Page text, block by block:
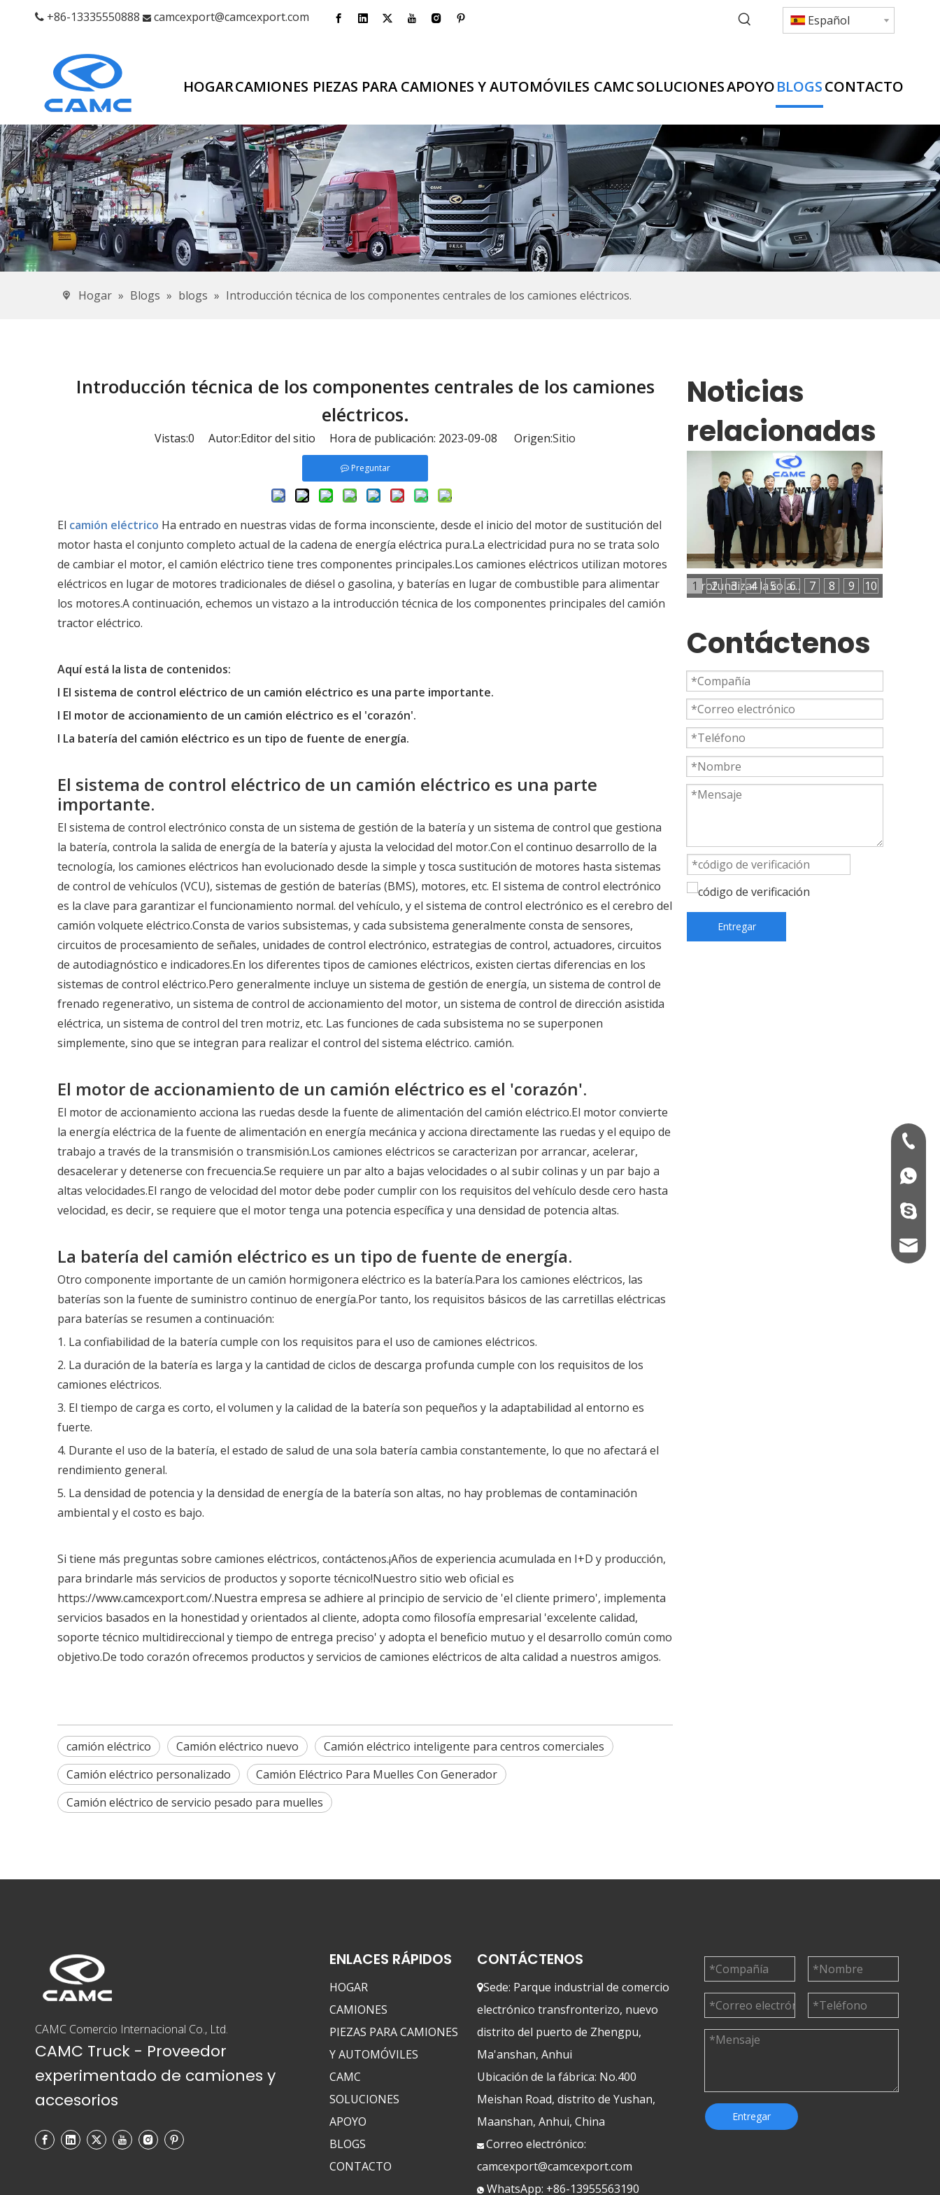
 +86-13335550888  camcexport@camcexport.com Español
HOGARCAMIONES PIEZAS PARA CAMIONES Y AUTOMÓVILES CAMCSOLUCIONESAPOYOBLOGSCONTACTO
Hogar » Blogs » blogs » Introducción técnica de los componentes centrales de los camiones eléctricos.
Introducción técnica de los componentes centrales de los camiones
eléctricos.
Vistas:0 Autor:Editor del sitio Hora de publicación: 2023-09-08 Origen:Sitio
Preguntar
El camión eléctrico Ha entrado en nuestras vidas de forma inconsciente, desde el inicio del motor de sustitución del
motor hasta el conjunto completo actual de la cadena de energía eléctrica pura.La electricidad pura no se trata solo
de cambiar el motor, el camión eléctrico tiene tres componentes principales.Los camiones eléctricos utilizan motores
eléctricos en lugar de motores tradicionales de diésel o gasolina, y baterías en lugar de combustible para alimentar
los motores.A continuación, echemos un vistazo a la introducción técnica de los componentes principales del camión
tractor eléctrico.
Aquí está la lista de contenidos:
l El sistema de control eléctrico de un camión eléctrico es una parte importante.
l El motor de accionamiento de un camión eléctrico es el 'corazón'.
l La batería del camión eléctrico es un tipo de fuente de energía.
El sistema de control eléctrico de un camión eléctrico es una parte
importante.
El sistema de control electrónico consta de un sistema de gestión de la batería y un sistema de control que gestiona
la batería, controla la salida de energía de la batería y ajusta la velocidad del motor.Con el continuo desarrollo de la
tecnología, los camiones eléctricos han evolucionado desde la simple y tosca sustitución de motores hasta sistemas
de control de vehículos (VCU), sistemas de gestión de baterías (BMS), motores, etc. El sistema de control electrónico
es la clave para garantizar el funcionamiento normal. del vehículo, y el sistema de control electrónico es el cerebro del
camión volquete eléctrico.Consta de varios subsistemas, y cada subsistema generalmente consta de sensores,
circuitos de procesamiento de señales, unidades de control electrónico, estrategias de control, actuadores, circuitos
de autodiagnóstico e indicadores.En los diferentes tipos de camiones eléctricos, existen ciertas diferencias en los
sistemas de control eléctrico.Pero generalmente incluye un sistema de gestión de energía, un sistema de control de
frenado regenerativo, un sistema de control de accionamiento del motor, un sistema de control de dirección asistida
eléctrica, un sistema de control del tren motriz, etc. Las funciones de cada subsistema no se superponen
simplemente, sino que se integran para realizar el control del sistema eléctrico. camión.
El motor de accionamiento de un camión eléctrico es el 'corazón'.
El motor de accionamiento acciona las ruedas desde la fuente de alimentación del camión eléctrico.El motor convierte
la energía eléctrica de la fuente de alimentación en energía mecánica y acciona directamente las ruedas y el equipo de
trabajo a través de la transmisión o transmisión.Los camiones eléctricos se caracterizan por arrancar, acelerar,
desacelerar y detenerse con frecuencia.Se requiere un par alto a bajas velocidades o al subir colinas y un par bajo a
altas velocidades.El rango de velocidad del motor debe poder cumplir con los requisitos del vehículo desde cero hasta
velocidad, es decir, se requiere que el motor tenga una potencia específica y una densidad de potencia altas.
La batería del camión eléctrico es un tipo de fuente de energía.
Otro componente importante de un camión hormigonera eléctrico es la batería.Para los camiones eléctricos, las
baterías son la fuente de suministro continuo de energía.Por tanto, los requisitos básicos de las carretillas eléctricas
para baterías se resumen a continuación:
1. La confiabilidad de la batería cumple con los requisitos para el uso de camiones eléctricos.
2. La duración de la batería es larga y la cantidad de ciclos de descarga profunda cumple con los requisitos de los
camiones eléctricos.
3. El tiempo de carga es corto, el volumen y la calidad de la batería son pequeños y la adaptabilidad al entorno es
fuerte.
4. Durante el uso de la batería, el estado de salud de una sola batería cambia constantemente, lo que no afectará el
rendimiento general.
5. La densidad de potencia y la densidad de energía de la batería son altas, no hay problemas de contaminación
ambiental y el costo es bajo.
Si tiene más preguntas sobre camiones eléctricos, contáctenos.¡Años de experiencia acumulada en I+D y producción,
para brindarle más servicios de productos y soporte técnico!Nuestro sitio web oficial es
https://www.camcexport.com/.Nuestra empresa se adhiere al principio de servicio de 'el cliente primero', implementa
servicios basados ​​en la honestidad y orientados al cliente, adopta como filosofía empresarial 'excelente calidad,
soporte técnico multidireccional y tiempo de entrega preciso' y adopta el beneficio mutuo y el desarrollo común como
objetivo.De todo corazón ofrecemos productos y servicios de camiones eléctricos de alta calidad a nuestros amigos.
camión eléctrico Camión eléctrico nuevo
Camión eléctrico inteligente para centros comerciales
Camión eléctrico personalizado
Camión Eléctrico Para Muelles Con Generador
Camión eléctrico de servicio pesado para muelles
Noticias
relacionadas
1 2 3 4 5 6 7 8 9 10
Profundizar la colaboración entre el gobierno, las universidades y las empresas para potenciar el desarrollo del talento industrial
Contáctenos
Entregar
CAMC Comercio Internacional Co., Ltd.
CAMC Truck - Proveedor
experimentado de camiones y
accesorios
+86-
ENLACES RÁPIDOS
HOGAR
CAMIONES
PIEZAS PARA CAMIONES
Y AUTOMÓVILES
CAMC
SOLUCIONES
APOYO
BLOGS
CONTACTO
CONTÁCTENOS
Sede: Parque industrial de comercio
electrónico transfronterizo, nuevo
distrito del puerto de Zhengpu,
Ma'anshan, Anhui
Ubicación de la fábrica: No.400
Meishan Road, distrito de Yushan,
Maanshan, Anhui, China
 Correo electrónico:
camcexport@camcexport.com
WhatsApp: +86-13955563190
Entregar